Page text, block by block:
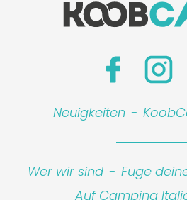
Neuigkeiten -
Wer wir sind - Füge
Auf Camping